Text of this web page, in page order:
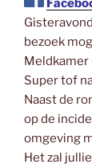
bezoek
Meldkamer
Super tof
Naast de
op de
omgeving
Het zal